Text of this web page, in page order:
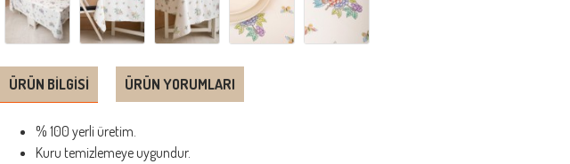
ÜRÜN BILGISI ÜRÜN YORUMLARI
% 100 yerli üretim.
Kuru temizlemeye uygundur.